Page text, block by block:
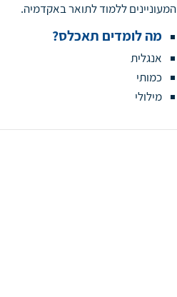
המעוניינים ללמוד לתואר באקדמיה.
מה לומדים תאכלס?
אנגלית
כמותי
מילולי